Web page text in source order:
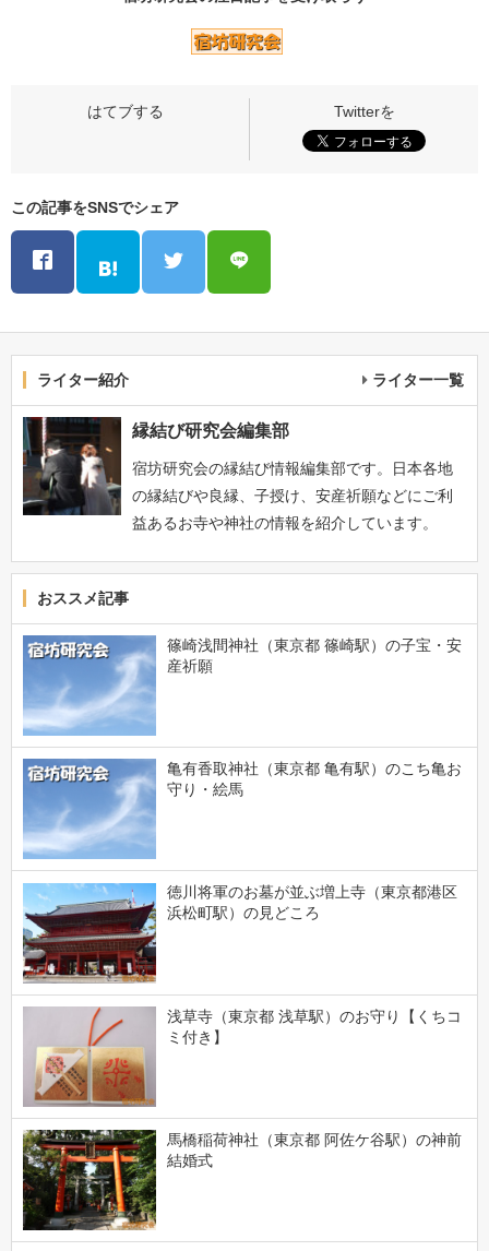
この記事をSNSでシェア
ライター紹介 ライター一覧
縁結び研究会編集部
宿坊研究会の縁結び情報編集部です。日本各地
の縁結びや良縁、子授け、安産祈願などにご利
益あるお寺や神社の情報を紹介しています。
おススメ記事
篠崎浅間神社（東京都 篠崎駅）の子宝・安
産祈願
亀有香取神社（東京都 亀有駅）のこち亀お
守り・絵馬
徳川将軍のお墓が並ぶ増上寺（東京都港区
浜松町駅）の見どころ
浅草寺（東京都 浅草駅）のお守り【くちコ
ミ付き】
馬橋稲荷神社（東京都 阿佐ケ谷駅）の神前
結婚式